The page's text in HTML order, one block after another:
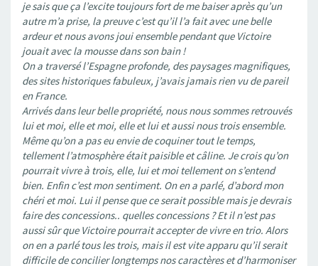
je sais que ça l’excite toujours fort de me baiser après qu’un
autre m’a prise, la preuve c’est qu’il l’a fait avec une belle
ardeur et nous avons joui ensemble pendant que Victoire
jouait avec la mousse dans son bain !
On a traversé l’Espagne profonde, des paysages magnifiques,
des sites historiques fabuleux, j’avais jamais rien vu de pareil
en France.
Arrivés dans leur belle propriété, nous nous sommes retrouvés
lui et moi, elle et moi, elle et lui et aussi nous trois ensemble.
Même qu’on a pas eu envie de coquiner tout le temps,
tellement l’atmosphère était paisible et câline. Je crois qu’on
pourrait vivre à trois, elle, lui et moi tellement on s’entend
bien. Enfin c’est mon sentiment. On en a parlé, d’abord mon
chéri et moi. Lui il pense que ce serait possible mais je devrais
faire des concessions.. quelles concessions ? Et il n’est pas
aussi sûr que Victoire pourrait accepter de vivre en trio. Alors
on en a parlé tous les trois, mais il est vite apparu qu’il serait
difficile de concilier longtemps nos caractères et d’harmoniser